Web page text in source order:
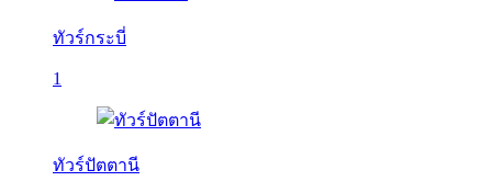
ทัวร์กระบี่
1
ทัวร์ปัตตานี